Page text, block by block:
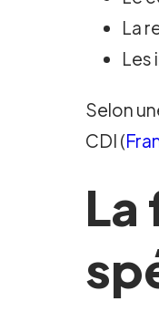
La
Les
Selon
CDI (